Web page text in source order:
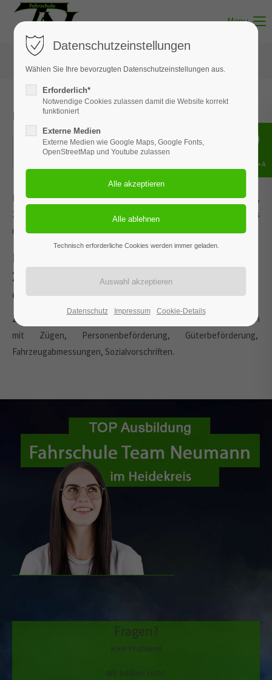
Menu
Unterricht - Thema 14
20.01.2026
Dieses Ereignis wird an den Terminen 20.01.2026, 23.02.2026,
25.03.2026, 29.04.2026 und 3 weiteren Terminen wiederholt. Das
nächste Ereignis findet statt am10.08.2026. bis zum 10.08.2026.
Fahren mit Solokraftfahrzeugen u.
Zügen, Personen - u.
Güterbeförderung
Zusammenstellen von Zügen, Verbinden und Trennen, Fahren
mit Zügen, Personenbeförderung, Güterbeförderung,
Fahrzeugabmessungen, Sozialvorschriften.
Fragen?
Kein Problem!
Wir beißen nicht.
Datenschutzeinstellungen
Wählen Sie Ihre bevorzugten Datenschutzeinstellungen aus.
Erforderlich*
Notwendige Cookies zulassen damit die Website korrekt
funktioniert
Externe Medien
Externe Medien wie Google Maps, Google Fonts,
OpenStreetMap und Youtube zulassen
Technisch erforderliche Cookies werden immer geladen.
Datenschutz Impressum Cookie-Details
Shift+Alt+A